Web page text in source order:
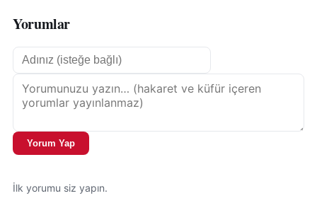
Yorumlar
Yorum Yap
İlk yorumu siz yapın.